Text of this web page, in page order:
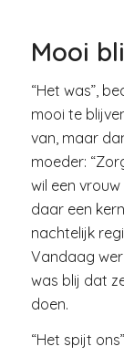
Mooi
“Het was”,
mooi te
van, maar
moeder:
wil een
daar een
nachtelijk
Vandaag
was blij dat
doen.
“Het spijt